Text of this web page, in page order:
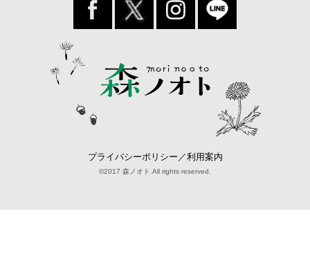
プライバシーポリシー／利用案内
©2017 森ノオト.All rights reserved.